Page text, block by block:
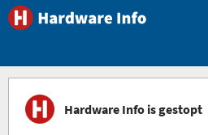
Hardware Info is gestopt